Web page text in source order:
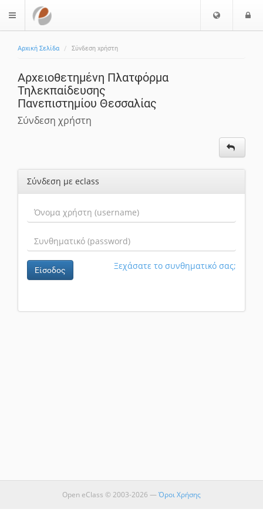
$langMenu
Επιλογή
Αρχική Σελίδα Σύνδεση χρήστη
Αρχειοθετημένη Πλατφόρμα
Τηλεκπαίδευσης
Πανεπιστημίου Θεσσαλίας
Σύνδεση χρήστη
Σύνδεση με eclass
Είσοδος Ξεχάσατε το συνθηματικό σας;
Open eClass © 2003-2026 —Όροι Χρήσης